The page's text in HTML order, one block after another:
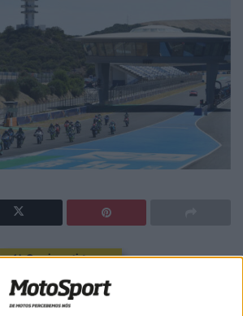
🔊 Ouvir artigo
que pode ter